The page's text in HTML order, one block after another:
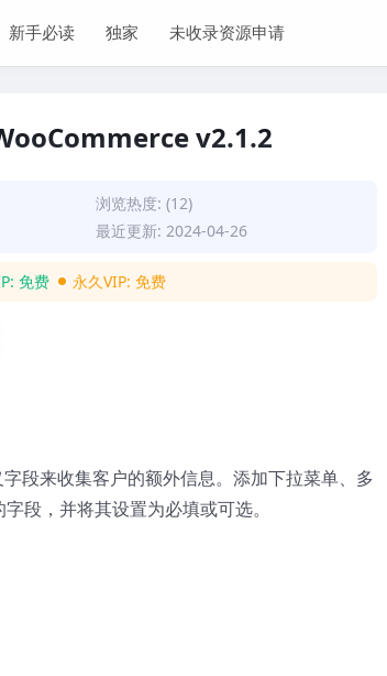
新手必读 独家 未收录资源申请
v2.1.2
浏览热度: (12)
最近更新: 2024-04-26
免费 永久VIP:免费
段来收集客户的额外信息。添加下拉菜单、多
段，并将其设置为必填或可选。